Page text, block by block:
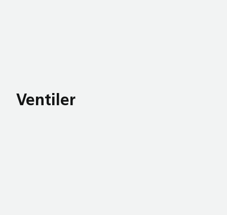
Ventiler